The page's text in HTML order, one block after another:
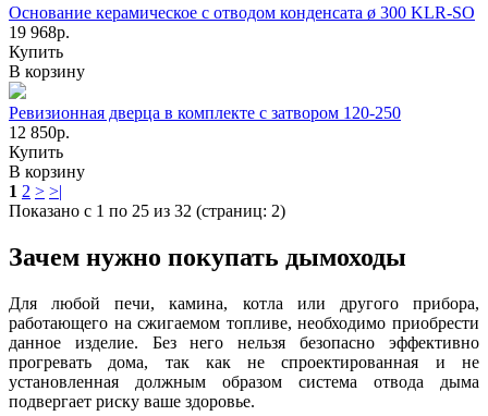
Основание керамическое с отводом конденсата ø 300 KLR-SO
19 968р.
Купить
В корзину
Ревизионная дверца в комплекте с затвором 120-250
12 850р.
Купить
В корзину
1 2 > >|
Показано с 1 по 25 из 32 (страниц: 2)
Зачем нужно покупать дымоходы
Для любой печи, камина, котла или другого прибора,
работающего на сжигаемом топливе, необходимо приобрести
данное изделие. Без него нельзя безопасно эффективно
прогревать дома, так как не спроектированная и не
установленная должным образом система отвода дыма
подвергает риску ваше здоровье.